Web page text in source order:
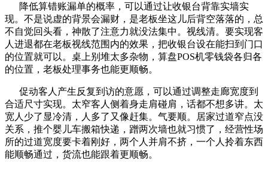
降低算错账漏单的概率，可以通过让收银台背靠实墙实
现。不是说虚的背景会漏财，是老板坐这儿后背空落落的，总
不自觉回头看，神散了注意力就没法集中。视线清。要实现客
人进退都在老板视线范围内的效果，把收银台设在能扫到门口
的位置就可以。桌上别堆太多杂物，算盘POS机零钱袋各归各
的位置，老板处理事务也能更顺畅。
促动客人产生反复到访的意愿，可以通过调整走廊宽度到
合适尺寸实现。太窄客人侧着身走肩碰肩，话都不想多讲。太
宽人少了显冷清，人多了又像赶集。气要顺。居家过道窄点没
关系，推个婴儿车搬箱快递，蹭两次墙也就习惯了，经营性场
所的过道宽度要卡着刚好，两个人并肩不挤，一个人拎着东西
能顺畅通过，货流也能跟着更顺畅。